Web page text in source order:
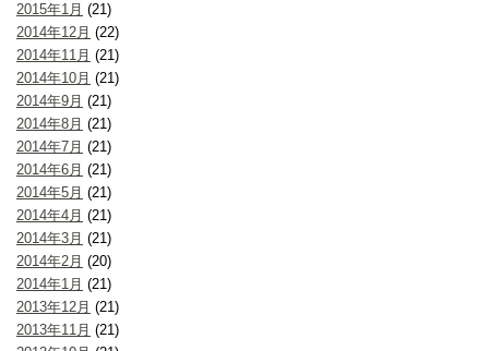
2015年1月 (21)
2014年12月 (22)
2014年11月 (21)
2014年10月 (21)
2014年9月 (21)
2014年8月 (21)
2014年7月 (21)
2014年6月 (21)
2014年5月 (21)
2014年4月 (21)
2014年3月 (21)
2014年2月 (20)
2014年1月 (21)
2013年12月 (21)
2013年11月 (21)